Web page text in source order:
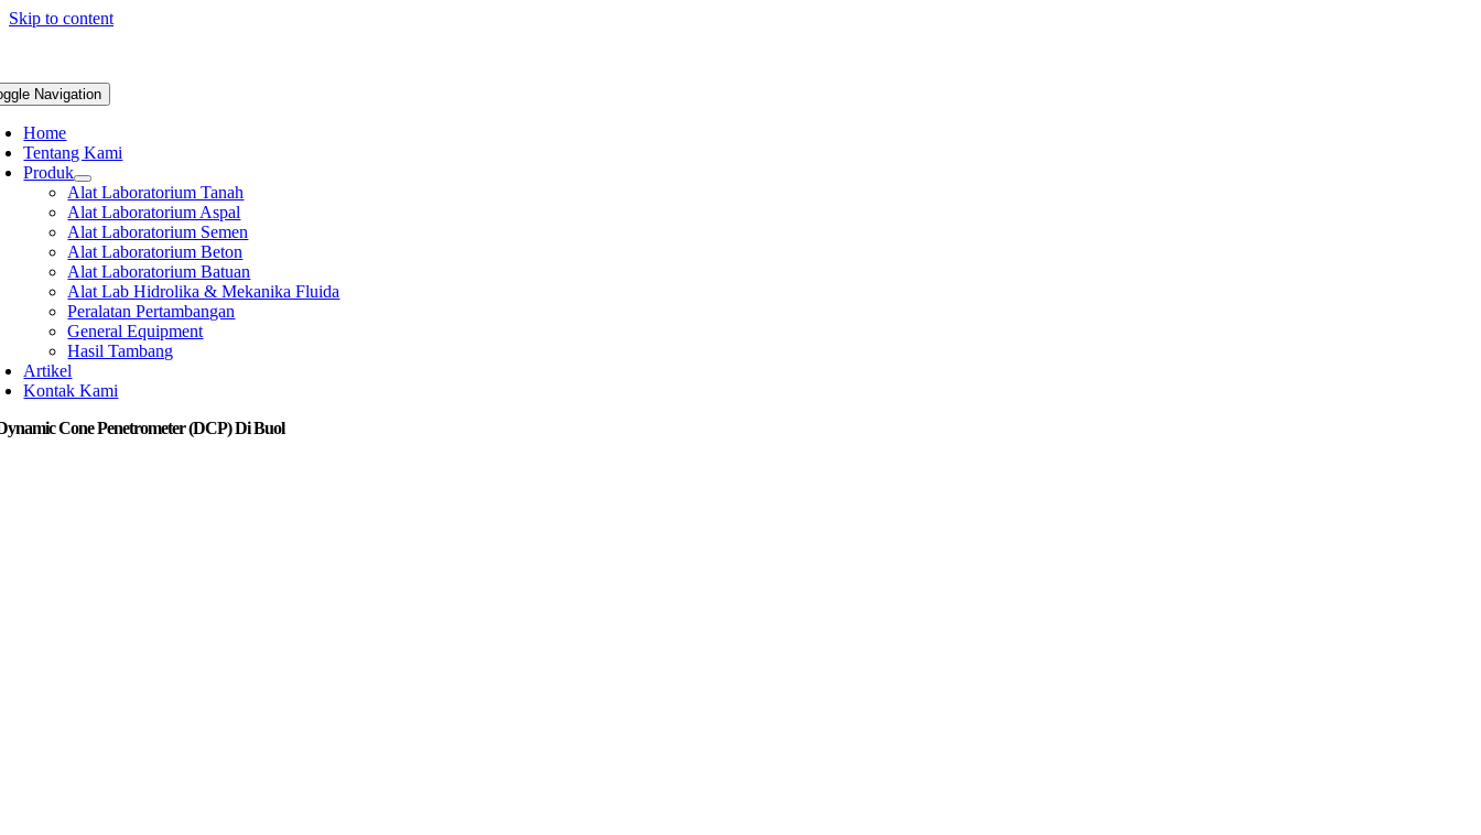
Skip to content
Navigation
Home
Tentang Kami
Produk
Alat Laboratorium Tanah
Alat Laboratorium Aspal
Alat Laboratorium Semen
Alat Laboratorium Beton
Alat Laboratorium Batuan
Alat Lab Hidrolika & Mekanika Fluida
Peralatan Pertambangan
General Equipment
Hasil Tambang
Artikel
Kontak Kami
Cone Penetrometer (DCP) Di Buol